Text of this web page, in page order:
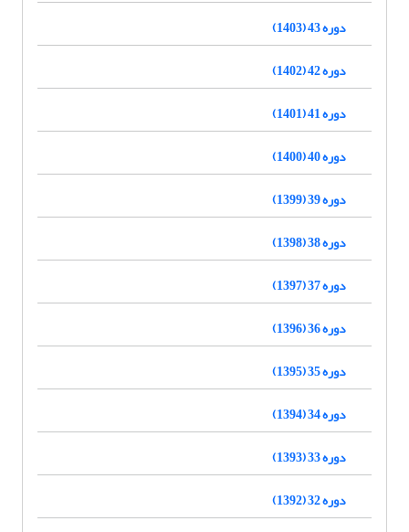
دوره 43 (1403)
دوره 42 (1402)
دوره 41 (1401)
دوره 40 (1400)
دوره 39 (1399)
دوره 38 (1398)
دوره 37 (1397)
دوره 36 (1396)
دوره 35 (1395)
دوره 34 (1394)
دوره 33 (1393)
دوره 32 (1392)